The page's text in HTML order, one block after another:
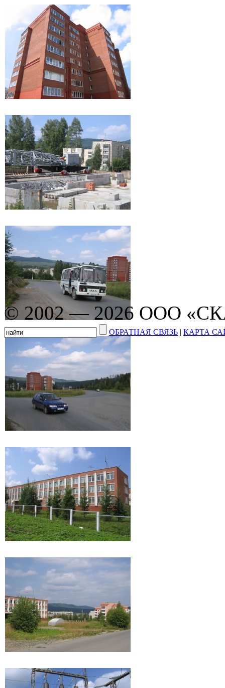
© 2002 — 2026 ООО
ОБРАТНАЯ СВЯЗЬ | КАРТА